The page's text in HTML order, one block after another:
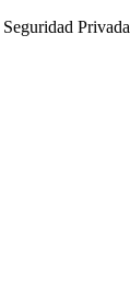
Privada